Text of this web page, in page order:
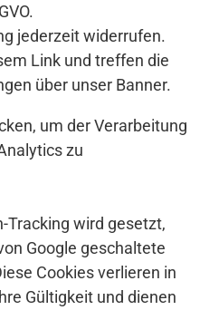
jederzeit widerrufen.
Link und treffen die
über unser Banner.
um der Verarbeitung
zu
Tracking wird gesetzt,
Google geschaltete
Cookies verlieren in
Gültigkeit und dienen